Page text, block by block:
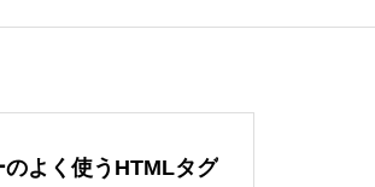
よく使うHTMLタグ